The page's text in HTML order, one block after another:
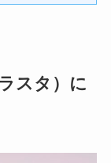
スタ）に